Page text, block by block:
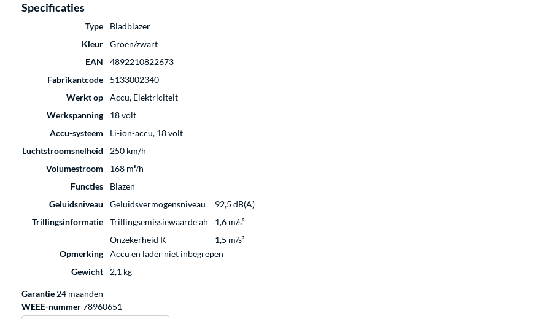
Specificaties
Type
Bladblazer
Kleur
Groen/zwart
EAN
4892210822673
Fabrikantcode
5133002340
Werkt op
Accu, Elektriciteit
Werkspanning
18 volt
Accu-systeem
Li-ion-accu, 18 volt
Luchtstroomsnelheid
250 km/h
Volumestroom
168 m³/h
Functies
Blazen
Geluidsniveau
Geluidsvermogensniveau
92,5 dB(A)
Trillingsinformatie
Trillingsemissiewaarde ah
1,6 m/s²
Onzekerheid K
1,5 m/s²
Opmerking
Accu en lader niet inbegrepen
Gewicht
2,1 kg
Garantie 24 maanden
WEEE-nummer78960651